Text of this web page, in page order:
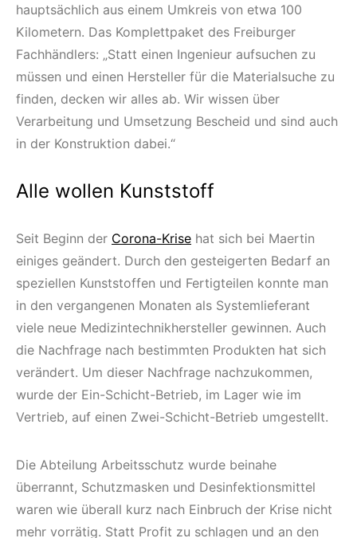
hauptsächlich aus einem Umkreis von etwa 100
Kilometern. Das Komplettpaket des Freiburger
Fachhändlers: „Statt einen Ingenieur aufsuchen zu
müssen und einen Hersteller für die Materialsuche zu
finden, decken wir alles ab. Wir wissen über
Verarbeitung und Umsetzung Bescheid und sind auch
in der Konstruktion dabei.“
Alle wollen Kunststoff
Seit Beginn der Corona-Krise hat sich bei Maertin
einiges geändert. Durch den gesteigerten Bedarf an
speziellen Kunststoffen und Fertigteilen konnte man
in den vergangenen Monaten als Systemlieferant
viele neue Medizintechnikhersteller gewinnen. Auch
die Nachfrage nach bestimmten Produkten hat sich
verändert. Um dieser Nachfrage nachzukommen,
wurde der Ein-Schicht-Betrieb, im Lager wie im
Vertrieb, auf einen Zwei-Schicht-Betrieb umgestellt.
Die Abteilung Arbeitsschutz wurde beinahe
überrannt, Schutzmasken und Desinfektionsmittel
waren wie überall kurz nach Einbruch der Krise nicht
mehr vorrätig. Statt Profit zu schlagen und an den